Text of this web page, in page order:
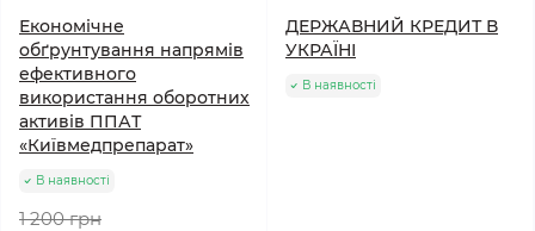
Економічне
обґрунтування напрямів
ефективного
використання оборотних
активів ППАТ
«Київмедпрепарат»
В наявності
1 200 грн
ДЕРЖАВНИЙ КРЕДИТ В
УКРАЇНІ
В наявності